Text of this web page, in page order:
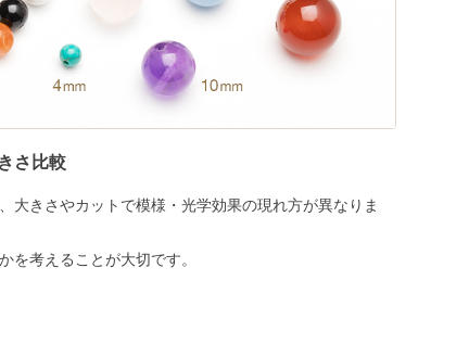
さ比較
大きさやカットで模様・光学効果の現れ方が異なりま
を考えることが大切です。